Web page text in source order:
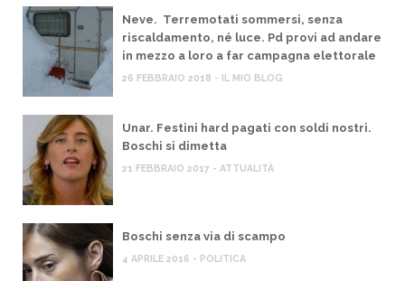
Neve. Terremotati sommersi, senza
riscaldamento, né luce. Pd provi ad andare
in mezzo a loro a far campagna elettorale
26 FEBBRAIO 2018 - IL MIO BLOG
Unar. Festini hard pagati con soldi nostri.
Boschi si dimetta
21 FEBBRAIO 2017 - ATTUALITÀ
Boschi senza via di scampo
4 APRILE 2016 - POLITICA